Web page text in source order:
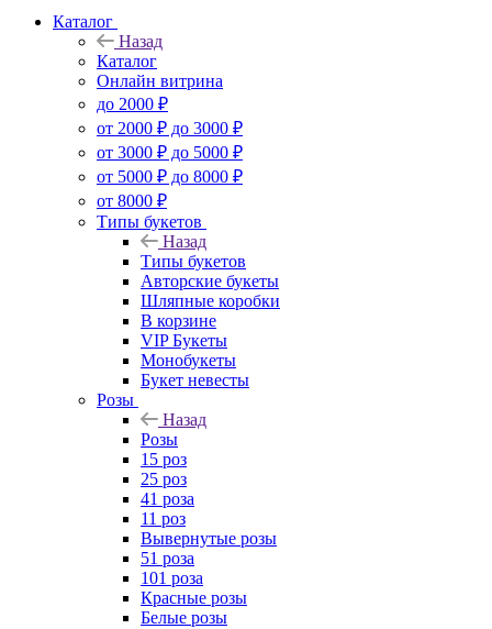
Каталог
Назад
Каталог
Онлайн витрина
до 2000 ₽
от 2000 ₽ до 3000 ₽
от 3000 ₽ до 5000 ₽
от 5000 ₽ до 8000 ₽
от 8000 ₽
Типы букетов
Назад
Типы букетов
Авторские букеты
Шляпные коробки
В корзине
VIP Букеты
Монобукеты
Букет невесты
Розы
Назад
Розы
15 роз
25 роз
41 роза
11 роз
Вывернутые розы
51 роза
101 роза
Красные розы
Белые розы